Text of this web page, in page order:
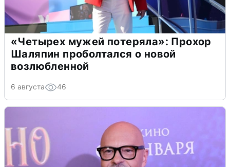
«Четырех мужей потеряла»: Прохор
Шаляпин проболтался о новой
возлюбленной
6 августа 46